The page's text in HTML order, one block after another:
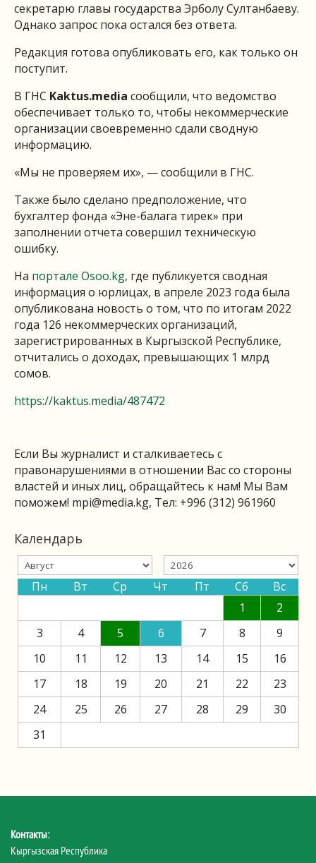
секретарю главы государства Эрболу Султанбаеву.
Однако запрос пока остался без ответа.
Редакция готова опубликовать его, как только он
поступит.
В ГНС Kaktus.media сообщили, что ведомство
обеспечивает только то, чтобы некоммерческие
организации своевременно сдали сводную
информацию.
«Мы не проверяем их», — сообщили в ГНС.
Также было сделано предположение, что
бухгалтер фонда «Эне-балага тирек» при
заполнении отчета совершил техническую
ошибку.
На портале Osoo.kg, где публикуется сводная
информация о юрлицах, в апреле 2023 года была
опубликована новость о том, что по итогам 2022
года 126 некоммерческих организаций,
зарегистрированных в Кыргызской Республике,
отчитались о доходах, превышающих 1 млрд
сомов.
https://kaktus.media/487472
Если Вы журналист и сталкиваетесь с
правонарушениями в отношении Вас со стороны
властей и иных лиц, обращайтесь к нам! Мы Вам
поможем! mpi@media.kg, Тел: +996 (312) 961960
Календарь
Пн Вт Ср Чт Пт Сб
Вс
1
2
3
4 5 6 7 8
9
10
11 12 13 14 15
16
17
18 19 20 21 22
23
24
25 26 27 28 29
30
31
Контакты:
Кыргызская Республика